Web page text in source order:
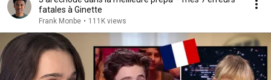
fatales à Ginette
Frank Monbe • 111K views